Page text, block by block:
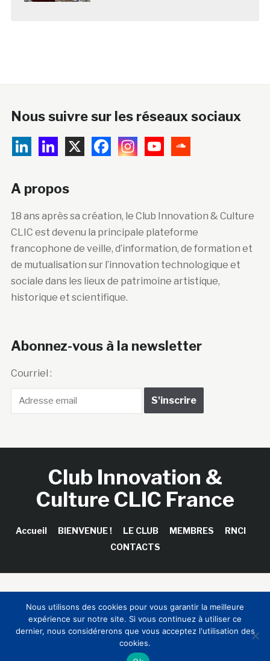
Nous suivre sur les réseaux sociaux
A propos
18 ans après sa création, le Club Innovation & Culture
CLIC est devenu la principale plateforme
francophone de veille, d’information, de formation et
de mutualisation sur l’innovation technologique et
sociale dans les lieux de patrimoine artistique,
historique et scientifique.
Abonnez-vous à la newsletter
Courriel :
Club Innovation &
Culture CLIC France
Accueil BIENVENUE ! LE CLUB MEMBRES
RNCI
CONTACTS
Sinapses Conseils
Nous utilisons des cookies pour vous garantir la meilleure
expérience sur notre site. Si vous continuez à utiliser ce
dernier, nous considérerons que vous acceptez l'utilisation des
cookies.